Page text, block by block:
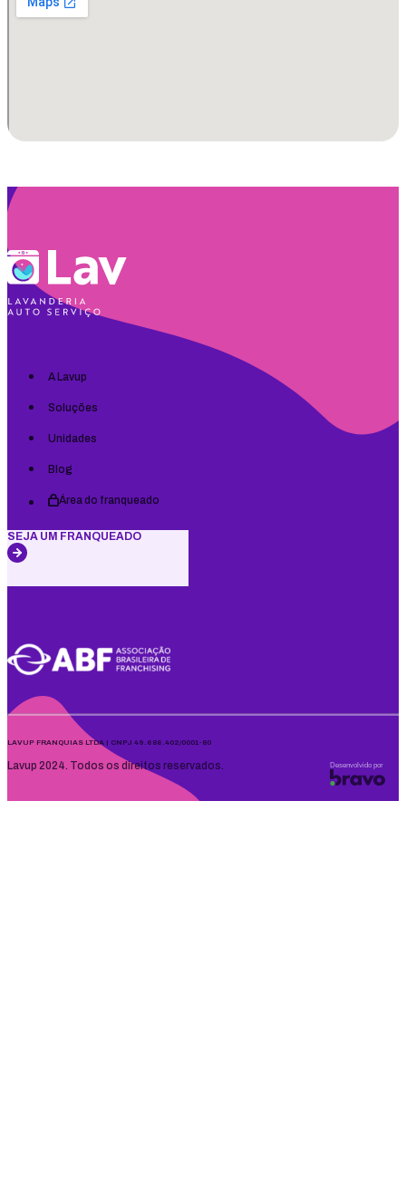
A Lavup
Soluções
Unidades
Blog
Área do franqueado
SEJA UM FRANQUEADO
LAVUP FRANQUIAS LTDA | CNPJ 49.686.402/0001-80
Lavup 2024. Todos os direitos reservados. Desenvolvido por